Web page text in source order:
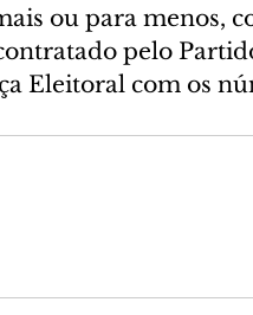
ou para menos,
pelo
Eleitoral com os